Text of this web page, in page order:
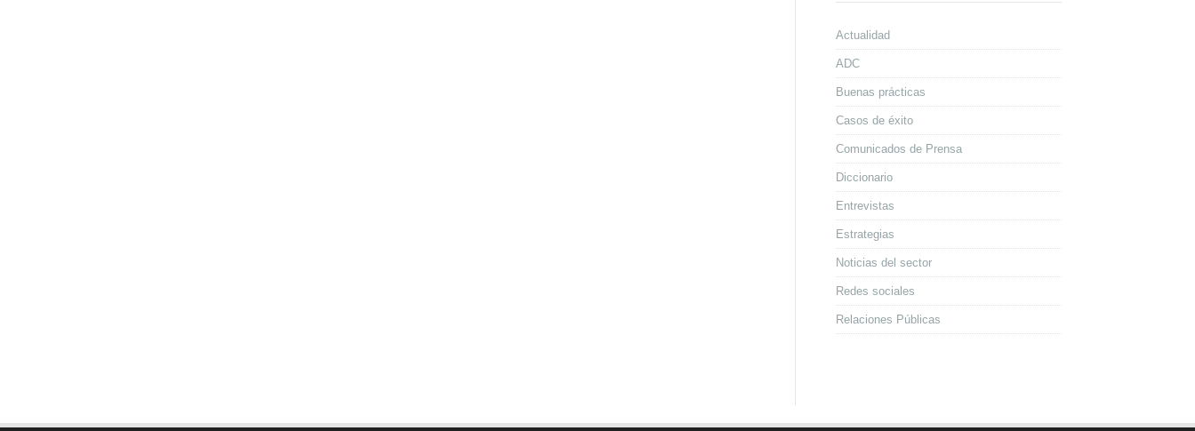
Actualidad
ADC
Buenas prácticas
Casos de éxito
Comunicados de Prensa
Diccionario
Entrevistas
Estrategias
Noticias del sector
Redes sociales
Relaciones Públicas